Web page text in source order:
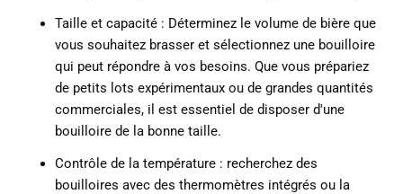
Taille et capacité : Déterminez le volume de bière que
vous souhaitez brasser et sélectionnez une bouilloire
qui peut répondre à vos besoins. Que vous prépariez
de petits lots expérimentaux ou de grandes quantités
commerciales, il est essentiel de disposer d'une
bouilloire de la bonne taille.
Contrôle de la température : recherchez des
bouilloires avec des thermomètres intégrés ou la